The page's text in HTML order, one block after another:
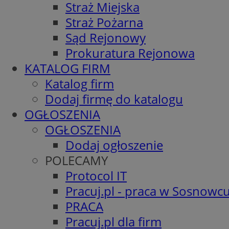
Straż Miejska
Straż Pożarna
Sąd Rejonowy
Prokuratura Rejonowa
KATALOG FIRM
Katalog firm
Dodaj firmę do katalogu
OGŁOSZENIA
OGŁOSZENIA
Dodaj ogłoszenie
POLECAMY
Protocol IT
Pracuj.pl - praca w
PRACA
Pracuj.pl dla firm